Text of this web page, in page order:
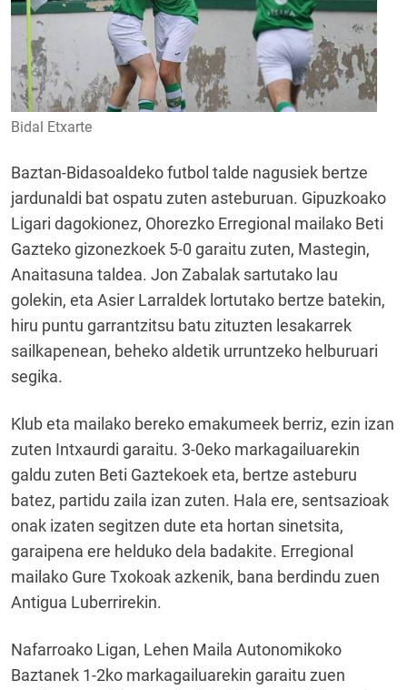
Bidal Etxarte
Baztan-Bidasoaldeko futbol talde nagusiek bertze
jardunaldi bat ospatu zuten asteburuan. Gipuzkoako
Ligari dagokionez, Ohorezko Erregional mailako Beti
Gazteko gizonezkoek 5-0 garaitu zuten, Mastegin,
Anaitasuna taldea. Jon Zabalak sartutako lau
golekin, eta Asier Larraldek lortutako bertze batekin,
hiru puntu garrantzitsu batu zituzten lesakarrek
sailkapenean, beheko aldetik urruntzeko helburuari
segika.
Klub eta mailako bereko emakumeek berriz, ezin izan
zuten Intxaurdi garaitu. 3-0eko markagailuarekin
galdu zuten Beti Gaztekoek eta, bertze asteburu
batez, partidu zaila izan zuten. Hala ere, sentsazioak
onak izaten segitzen dute eta hortan sinetsita,
garaipena ere helduko dela badakite. Erregional
mailako Gure Txokoak azkenik, bana berdindu zuen
Antigua Luberrirekin.
Nafarroako Ligan, Lehen Maila Autonomikoko
Baztanek 1-2ko markagailuarekin garaitu zuen